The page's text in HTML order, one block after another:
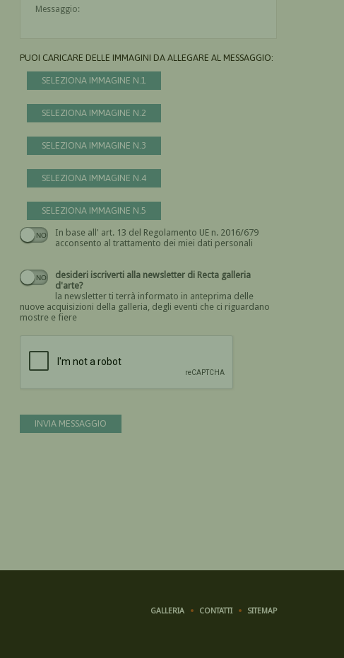
PUOI CARICARE DELLE IMMAGINI DA ALLEGARE AL MESSAGGIO:
SELEZIONA IMMAGINE N.1
SELEZIONA IMMAGINE N.2
SELEZIONA IMMAGINE N.3
SELEZIONA IMMAGINE N.4
SELEZIONA IMMAGINE N.5
In base all' art. 13 del Regolamento UE n. 2016/679
acconsento al trattamento dei miei dati personali
Devi dare il consenso
desideri iscriverti alla newsletter di Recta galleria
d'arte?
la newsletter ti terrà informato in anteprima delle
nuove acquisizioni della galleria, degli eventi che ci riguardano
mostre e fiere
INVIA MESSAGGIO
GALLERIA CONTATTI SITEMAP